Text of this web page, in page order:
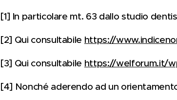
[1] In particolare mt. 63 dallo studio
[2] Qui consultabile https://
[3] Qui consultabile https://welforum.it/
[4] Nonché aderendo ad un